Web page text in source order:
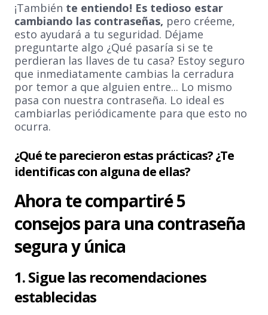
¡También te entiendo! Es tedioso estar
cambiando las contraseñas, pero créeme,
esto ayudará a tu seguridad. Déjame
preguntarte algo ¿Qué pasaría si se te
perdieran las llaves de tu casa? Estoy seguro
que inmediatamente cambias la cerradura
por temor a que alguien entre... Lo mismo
pasa con nuestra contraseña. Lo ideal es
cambiarlas periódicamente para que esto no
ocurra.
¿Qué te parecieron estas prácticas? ¿Te
identificas con alguna de ellas?
Ahora te compartiré 5
consejos para una contraseña
segura y única
1. Sigue las recomendaciones
establecidas